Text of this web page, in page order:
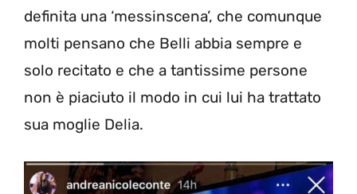
definita una ‘messinscena’, che comunque
molti pensano che Belli abbia sempre e
solo recitato e che a tantissime persone
non è piaciuto il modo in cui lui ha trattato
sua moglie Delia.